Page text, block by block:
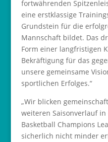
fortwährenden
eine erstklassige
Grundstein für die
Mannschaft bildet. Das
Form einer langfristigen
Bekräftigung für das
unsere gemeinsame
sportlichen Erfolges.“
„Wir blicken
weiteren Saisonverlauf in
Basketball Champions
sicherlich nicht minder